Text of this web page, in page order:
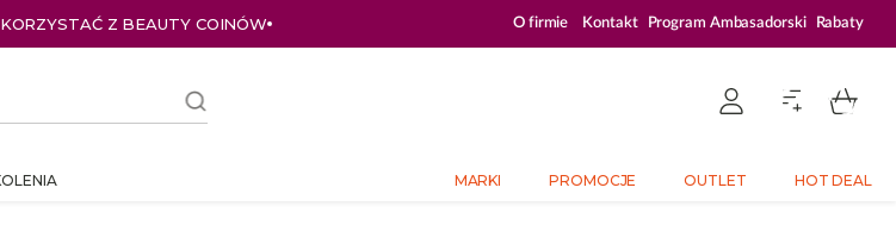
Z BEAUTY COINÓW ZALOGUJ SIĘ I KUPUJ TANIEJ – AŻ 33% ZNIŻKI
O firmie Kontakt Program Ambasadorski Rabaty
MARKI PROMOCJE OUTLET HOT DEAL